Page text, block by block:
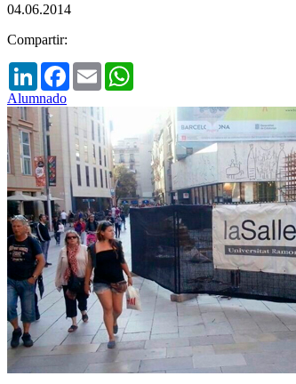
04.06.2014
Compartir:
LinkedInFacebook
Email
Alumnado